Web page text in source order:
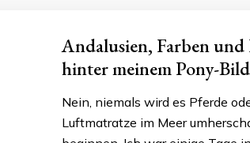
Andalusien, Farben und
hinter meinem Pony-Bild
Nein, niemals wird es Pferde
Luftmatratze im Meer